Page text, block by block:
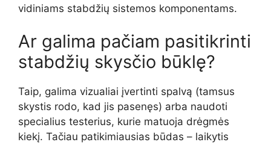
vidiniams stabdžių sistemos komponentams.
Ar galima pačiam pasitikrinti
stabdžių skysčio būklę?
Taip, galima vizualiai įvertinti spalvą (tamsus
skystis rodo, kad jis pasenęs) arba naudoti
specialius testerius, kurie matuoja drėgmės
kiekį. Tačiau patikimiausias būdas – laikytis